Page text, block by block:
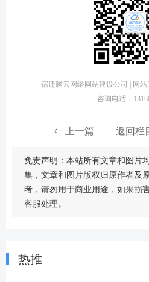
宿迁腾云网络网站建设公司 | 网
咨询电话：
上一篇 返回栏
免责声明：本站所有文章和图片
集，文章和图片版权归原作者及
考，请勿用于商业用途，如果损
客服处理。
热推